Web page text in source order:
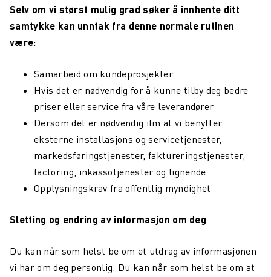
Selv om vi størst mulig grad søker å innhente ditt
samtykke kan unntak fra denne normale rutinen
være:
Samarbeid om kundeprosjekter
Hvis det er nødvendig for å kunne tilby deg bedre
priser eller service fra våre leverandører
Dersom det er nødvendig ifm at vi benytter
eksterne installasjons og servicetjenester,
markedsføringstjenester, faktureringstjenester,
factoring, inkassotjenester og lignende
Opplysningskrav fra offentlig myndighet
Sletting og endring av informasjon om deg
Du kan når som helst be om et utdrag av informasjonen
vi har om deg personlig. Du kan når som helst be om at